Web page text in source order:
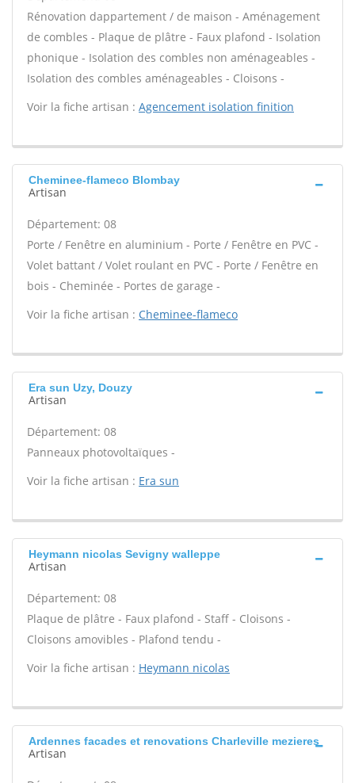
Rénovation dappartement / de maison - Aménagement
de combles - Plaque de plâtre - Faux plafond - Isolation
phonique - Isolation des combles non aménageables -
Isolation des combles aménageables - Cloisons -
Voir la fiche artisan : Agencement isolation finition
Cheminee-flameco Blombay
Artisan
Département: 08
Porte / Fenêtre en aluminium - Porte / Fenêtre en PVC -
Volet battant / Volet roulant en PVC - Porte / Fenêtre en
bois - Cheminée - Portes de garage -
Voir la fiche artisan : Cheminee-flameco
Era sun Uzy, Douzy
Artisan
Département: 08
Panneaux photovoltaïques -
Voir la fiche artisan : Era sun
Heymann nicolas Sevigny walleppe
Artisan
Département: 08
Plaque de plâtre - Faux plafond - Staff - Cloisons -
Cloisons amovibles - Plafond tendu -
Voir la fiche artisan : Heymann nicolas
Ardennes facades et renovations Charleville mezieres
Artisan